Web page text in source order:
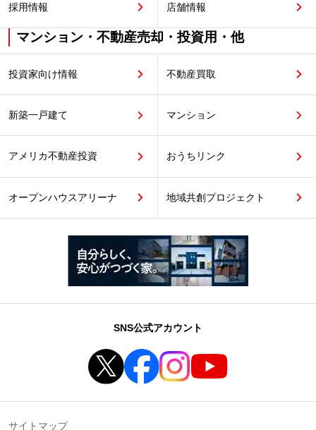
採用情報 店舗情報
マンション・不動産売却・投資用・他
投資家向け情報 不動産買取
新築一戸建て マンション
アメリカ不動産投資 おうちリンク
オープンハウスアリーナ 地域共創プロジェクト
SNS公式アカウント
サイトマップ